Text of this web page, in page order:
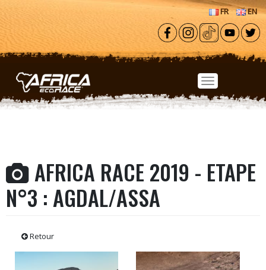
Aller au contenu principal
FR EN
AFRICA RACE 2019 - ETAPE
N°3 : AGDAL/ASSA
Retour